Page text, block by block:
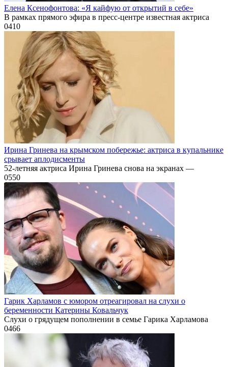
Елена Ксенофонтова: «Я кайфую от открытий в себе»
В рамках прямого эфира в пресс-центре известная актриса
0410
Ирина Гринева на крымском побережье: актриса в купальнике
срывает аплодисменты
52-летняя актриса Ирина Гринева снова на экранах —
0550
Гарик Харламов с юмором отреагировал на слухи о
беременности Катерины Ковальчук
Слухи о грядущем пополнении в семье Гарика Харламова
0466